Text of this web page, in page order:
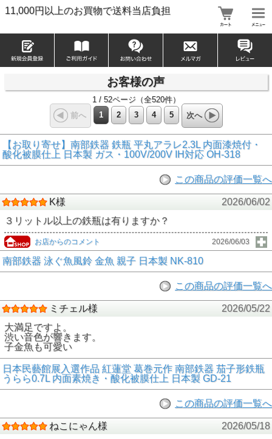
11,000円以上のお買物で送料当店負担
お客様の声
1 / 52ページ（全520件）
前へ
1 2 3 4 5 次へ
【お取り寄せ】南部鉄器 鉄瓶 平丸アラレ2.3L 内面漆焼付・
酸化被膜仕上 日本製 ガス・100V/200V IH対応 OH-318
この商品の評価一覧へ
K様
2026/06/02
３リットル以上の鉄瓶は有りますか？
お店からのコメント 2026/06/03
南部鉄器 泳ぐ魚風鈴 金魚 親子 日本製 NK-810
この商品の評価一覧へ
ミチェル様
2026/05/22
大満足ですよ。
渋い音色が響きます。
子金魚も可愛い
日本民藝館展入選作品 紅蓮堂 葛巻元作 南部鉄器 茄子形鉄瓶
うらら0.7L 内面素焼き・酸化被膜仕上 日本製 GD-21
この商品の評価一覧へ
ねこにゃん様
2026/05/18